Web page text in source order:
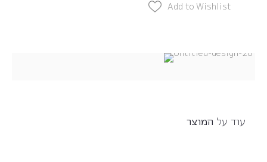
Add to Wishlist
עוד על המוצר